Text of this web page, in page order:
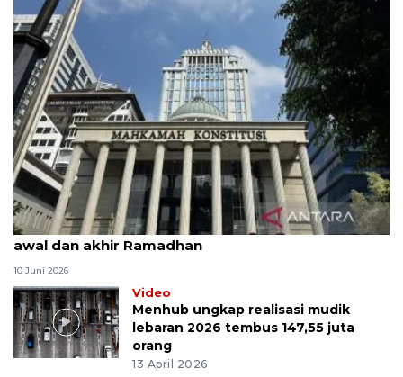
MK uji materi UU Peradilan Agama perihal isbat
awal dan akhir Ramadhan
10 Juni 2026
Video
Menhub ungkap realisasi mudik
lebaran 2026 tembus 147,55 juta
orang
13 April 2026